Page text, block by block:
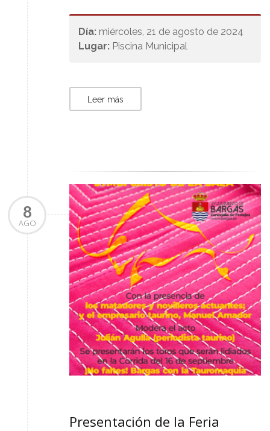
Día: miércoles, 21 de agosto de 2024
Lugar: Piscina Municipal
Leer más
8
AGO
Presentación de la Feria